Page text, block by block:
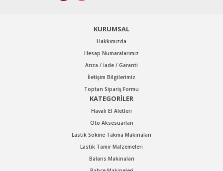
GAV
GAV OS-4075 HAVALI 1'' SOMUN SÖKME-TAKMA TABANCASI
KURUMSAL
Hakkımızda
Hesap Numaralarımız
Arıza / İade / Garanti
İletişim Bilgilerimiz
Toptan Sipariş Formu
KATEGORİLER
Havalı El Aletleri
Oto Aksesuarları
Lastik Sökme Takma Makinaları
Lastik Tamir Malzemeleri
Balans Makinaları